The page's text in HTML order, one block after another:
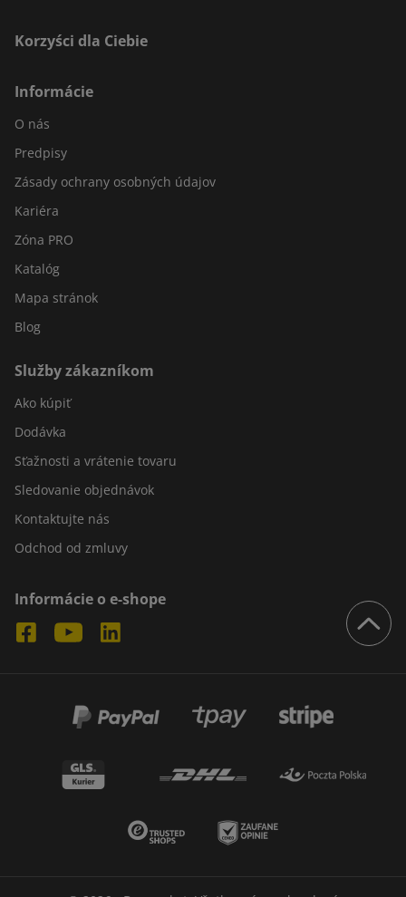
Korzyści dla Ciebie
Informácie
O nás
Predpisy
Zásady ochrany osobných údajov
Kariéra
Zóna PRO
Katalóg
Mapa stránok
Blog
Služby zákazníkom
Ako kúpiť
Dodávka
Sťažnosti a vrátenie tovaru
Sledovanie objednávok
Kontaktujte nás
Odchod od zmluvy
Informácie o e-shope